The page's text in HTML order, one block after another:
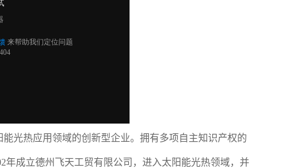
光热应用领域的创新型企业。拥有多项自主知识产权的
成立德州飞天工贸有限公司，进入太阳能光热领域，并